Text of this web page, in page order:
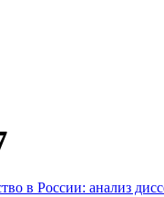
в России: анализ